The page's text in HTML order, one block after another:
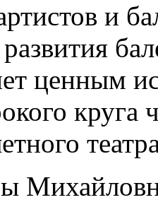
и
ценным
круга